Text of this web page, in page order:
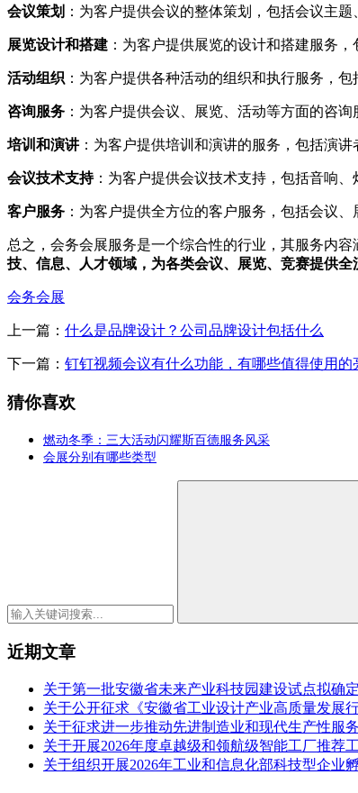
会议策划 ：为客户提供会议的整体策划，包括会议主
展览设计和搭建 ：为客户提供展览的设计和搭建服务
活动组织 ：为客户提供各种活动的组织和执行服务，包
咨询服务 ：为客户提供会议、展览、活动等方面的咨
培训和演讲：为客户提供培训和演讲的服务，包括演讲
会议技术支持：为客户提供会议技术支持，包括音响、
客户服务 ：为客户提供全方位的客户服务，包括会议
总之，会务会展服务是一个综合性的行业，其服务内
技、信息、人才领域，为各类会议、展览、竞赛提供全
会务会展
上一篇： 什么是品牌设计？公司品牌设计包括什么
下一篇： 钉钉视频会议有什么功能，有哪些值得使用的
猜你喜欢
燃动冬季：三大活动闪耀斯百德服务风采
会展分别有哪些类型
近期文章
关于第一批安徽省未来产业科技园建设试点拟确
关于公开征求《安徽省工业设计产业高质量发展
关于征求进一步推动先进制造业和现代生产性服
关于开展2026年度卓越级和领航级智能工厂推荐
关于组织开展2026年工业和信息化部科技型企业